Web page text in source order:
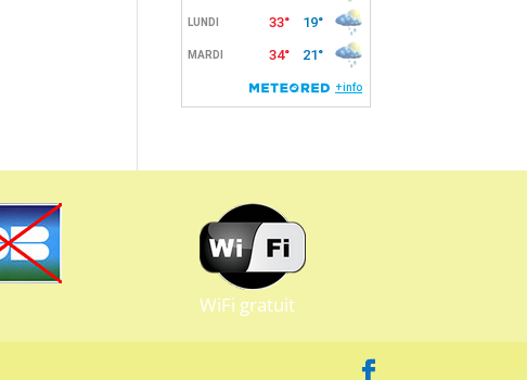
WiFi gratuit